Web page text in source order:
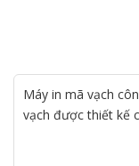
Máy in mã vạch
vạch được thiết kế